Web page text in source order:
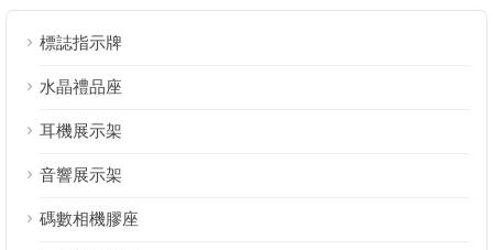
標誌指示牌
水晶禮品座
耳機展示架
音響展示架
碼數相機膠座